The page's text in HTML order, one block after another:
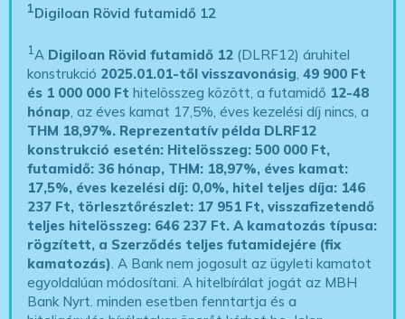
1Digiloan Rövid futamidő 12
1A Digiloan Rövid futamidő 12 (DLRF12) áruhitel
konstrukció 2025.01.01-től visszavonásig,49 900 Ft
és 1 000 000 Ft hitelösszeg között, a futamidő 12-48
hónap, az éves kamat 17,5%, éves kezelési díj nincs, a
THM 18,97%. Reprezentatív példa DLRF12
konstrukció esetén: Hitelösszeg: 500 000 Ft,
futamidő: 36 hónap, THM: 18,97%, éves kamat:
17,5%, éves kezelési díj: 0,0%, hitel teljes díja: 146
237 Ft, törlesztőrészlet: 17 951 Ft, visszafizetendő
teljes hitelösszeg: 646 237 Ft.A kamatozás típusa:
rögzített, a Szerződés teljes futamidejére (fix
kamatozás). A Bank nem jogosult az ügyleti kamatot
egyoldalúan módosítani. A hitelbírálat jogát az MBH
Bank Nyrt. minden esetben fenntartja és a